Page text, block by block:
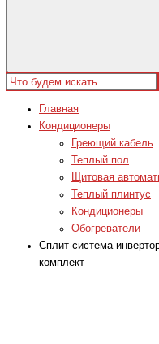
Главная
Кондиционеры
Греющий кабель
Теплый пол
Щитовая
Теплый плинтус
Кондиционеры
Обогреватели
Сплит-система
комплект